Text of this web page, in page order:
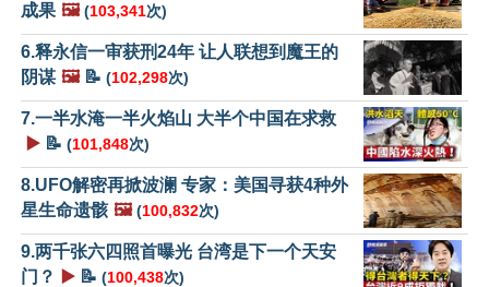
成果 🖼️ (103,341次)
6.释永信一审获刑24年 让人联想到魔王的
阴谋 🖼️📝 (102,298次)
7.一半水淹一半火焰山 大半个中国在求救
▶️ 📝 (101,848次)
8.UFO解密再掀波澜 专家：美国寻获4种外
星生命遗骸 🖼️ (100,832次)
9.两千张六四照首曝光 台湾是下一个天安
门？
▶️ 📝 (100,438次)